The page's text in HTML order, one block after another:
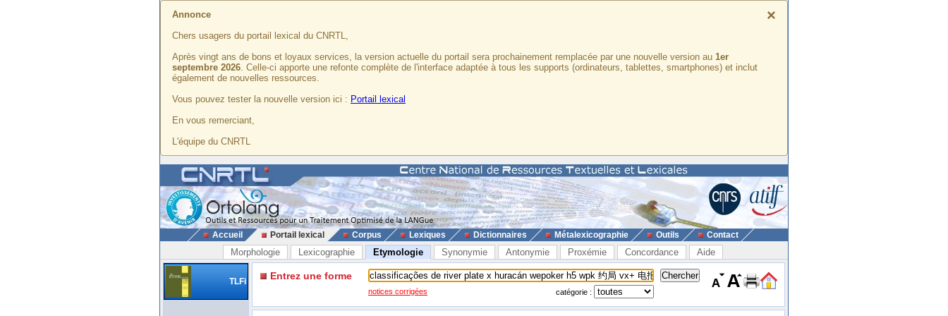
×
Annonce
Chers usagers du portail lexical du CNRTL,
Après vingt ans de bons et loyaux services, la version actuelle du portail sera prochainement remplacée par une nouvelle version au 1er
septembre 2026. Celle-ci apporte une refonte complète de l'interface adaptée à tous les supports (ordinateurs, tablettes, smartphones) et inclut
également de nouvelles ressources.
Vous pouvez tester la nouvelle version ici : Portail lexical
En vous remerciant,
L'équipe du CNRTL
Accueil Portail lexical Corpus Lexiques Dictionnaires Métalexicographie Outils Contact
Morphologie Lexicographie Etymologie Synonymie Antonymie Proxémie Concordance Aide
TLFi Entrez une forme
notices corrigées catégorie :